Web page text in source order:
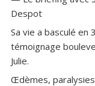
Despot
Sa vie a basculé en
témoignage
Julie.
Œdèmes,